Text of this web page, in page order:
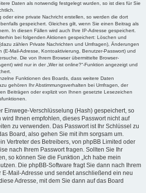
Daten als notwendig festgelegt wurden, so ist dies für Sie
oder eine private Nachricht erstellen, so werden die dort
gespeichert. Gleiches gilt, wenn Sie einen Beitrag als
In diesen Fällen wird auch Ihre IP-Adresse gespeichert.
bei folgenden Aktionen gespeichert: Löschen und
zählen Private Nachrichten und Umfragen), Änderungen
(E-Mail-Adresse, Kontoaktivierung, Benutzer-Passwort) und
Die von Ihrem Browser übermittelte Browser-
wird nur in der „Wer ist online?“-Funktion angezeigt und
Funktionen des Boards, dass weitere Daten
gehören Ihr Abstimmungsverhalten bei Umfragen, der
Beiträgen oder explizit von Ihnen gesetzte Lesezeichen
Einwege-Verschlüsselung (Hash) gespeichert, so
wird Ihnen empfohlen, dieses Passwort nicht auf
zu verwenden. Das Passwort ist Ihr Schlüssel zu
Board, also gehen Sie mit ihm sorgsam um.
Vertreter des Betreibers, von phpBB Limited oder
nach Ihrem Passwort fragen. Sollten Sie Ihr
so können Sie die Funktion „Ich habe mein
Die phpBB-Software fragt Sie dann nach Ihrem
E-Mail-Adresse und sendet anschließend ein neu
Adresse, mit dem Sie dann auf das Board